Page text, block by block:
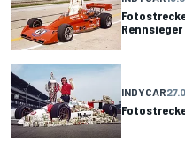
Rennsieger
INDYCAR